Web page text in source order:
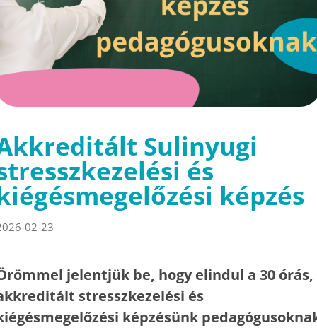
Sulinyugi
és
képzés
02-23
jelentjük be, hogy elindul a 30 órás,
stresszkezelési és
képzésünk